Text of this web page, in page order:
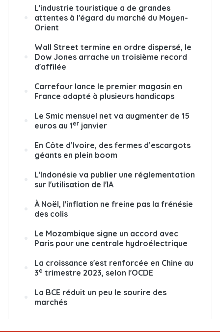
L'industrie touristique a de grandes
attentes à l'égard du marché du Moyen-
Orient
Wall Street termine en ordre dispersé, le
Dow Jones arrache un troisième record
d'affilée
Carrefour lance le premier magasin en
France adapté à plusieurs handicaps
Le Smic mensuel net va augmenter de 15
euros au 1er janvier
En Côte d’Ivoire, des fermes d’escargots
géants en plein boom
L'Indonésie va publier une réglementation
sur l'utilisation de l'IA
À Noël, l'inflation ne freine pas la frénésie
des colis
Le Mozambique signe un accord avec
Paris pour une centrale hydroélectrique
La croissance s'est renforcée en Chine au
3e trimestre 2023, selon l'OCDE
La BCE réduit un peu le sourire des
marchés